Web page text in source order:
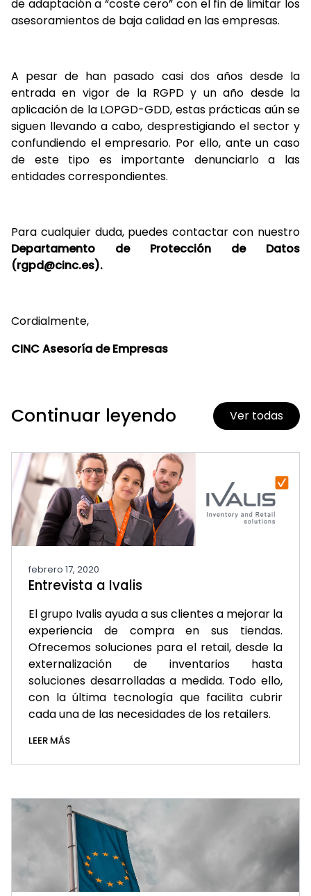
de adaptación a “coste cero” con el fin de limitar los
asesoramientos de baja calidad en las empresas.
A pesar de han pasado casi dos años desde la
entrada en vigor de la RGPD y un año desde la
aplicación de la LOPGD-GDD, estas prácticas aún se
siguen llevando a cabo, desprestigiando el sector y
confundiendo el empresario. Por ello, ante un caso
de este tipo es importante denunciarlo a las
entidades correspondientes.
Para cualquier duda, puedes contactar con nuestro
Departamento de Protección de Datos
(rgpd@cinc.es).
Cordialmente,
CINC Asesoría de Empresas
Continuar leyendo Ver todas
febrero 17, 2020
Entrevista a Ivalis
El grupo Ivalis ayuda a sus clientes a mejorar la
experiencia de compra en sus tiendas.
Ofrecemos soluciones para el retail, desde la
externalización de inventarios hasta
soluciones desarrolladas a medida. Todo ello,
con la última tecnología que facilita cubrir
cada una de las necesidades de los retailers.
LEER MÁS